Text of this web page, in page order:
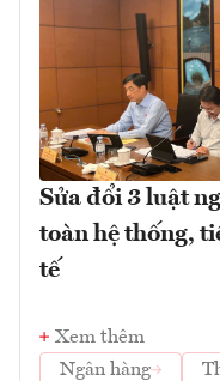
Sửa đổi 3 luật
toàn hệ thống,
tế
Xem thêm
Ngân hàng